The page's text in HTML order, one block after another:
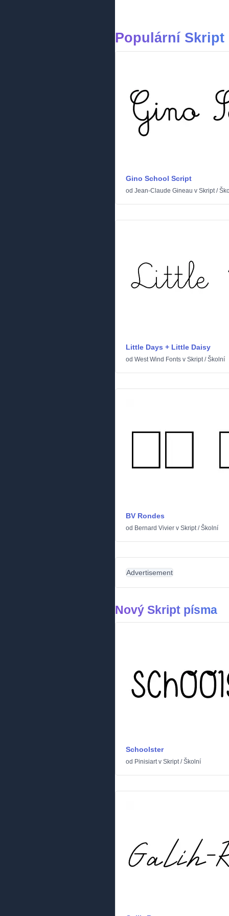
Populární Skript
Gino School Script
od Jean-Claude Gineau v Skript/
Little Days + Little Daisy
od West Wind Fonts v Skript/Školní
BV Rondes
od Bernard Vivier v Skript/Školní
Advertisement
Nový Skript písma
Schoolster
od Pinisiartv Skript/Školní